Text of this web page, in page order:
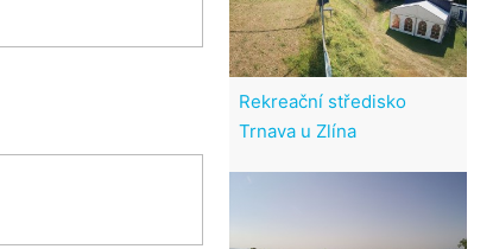
Rekreační středisko
Trnava u Zlína